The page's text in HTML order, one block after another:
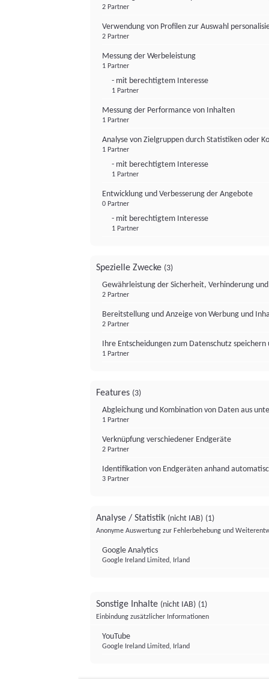
2 Partner
Verwendung von Profilen zur Auswahl
2 Partner
Messung der Werbeleistung
1 Partner
- mit berechtigtem Interesse
1 Partner
Messung der Performance von Inhalten
1 Partner
Analyse von Zielgruppen durch Statistiken oder
1 Partner
- mit berechtigtem Interesse
1 Partner
Entwicklung und Verbesserung der Angebote
0 Partner
- mit berechtigtem Interesse
1 Partner
Spezielle Zwecke (3)
Gewährleistung der Sicherheit, Verhinderung
2 Partner
Bereitstellung und Anzeige von Werbung und
2 Partner
Ihre Entscheidungen zum Datenschutz
1 Partner
Features (3)
Abgleichung und Kombination von Daten aus
1 Partner
Verknüpfung verschiedener Endgeräte
2 Partner
Identifikation von Endgeräten anhand
3 Partner
Analyse / Statistik (nicht IAB) (1)
Anonyme Auswertung zur Fehlerbehebung und
Google Analytics
Google Ireland Limited, Irland
Sonstige Inhalte (nicht IAB) (1)
Einbindung zusätzlicher Informationen
YouTube
Google Ireland Limited, Irland